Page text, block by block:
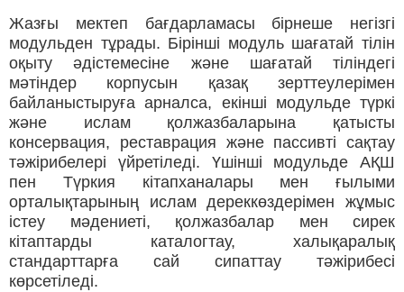
Жазғы мектеп бағдарламасы бірнеше негізгі
модульден тұрады. Бірінші модуль шағатай тілін
оқыту әдістемесіне және шағатай тіліндегі
мәтіндер корпусын қазақ зерттеулерімен
байланыстыруға арналса, екінші модульде түркі
және ислам қолжазбаларына қатысты
консервация, реставрация және пассивті сақтау
тәжірибелері үйретіледі. Үшінші модульде АҚШ
пен Түркия кітапханалары мен ғылыми
орталықтарының ислам дереккөздерімен жұмыс
істеу мәдениеті, қолжазбалар мен сирек
кітаптарды каталогтау, халықаралық
стандарттарға сай сипаттау тәжірибесі
көрсетіледі.